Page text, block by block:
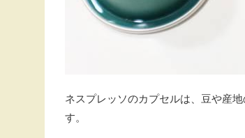
ネスプレッソのカプセルは、豆や産
す。